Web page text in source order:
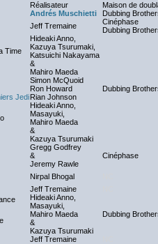
Réalisateur
Maison de
Andrés Muschietti
Dubbing
Jeff Tremaine
Cinéphase
Dubbing
Time
Hideaki Anno,
Kazuya Tsurumaki,
Katsuichi Nakayama
&
Mahiro Maeda
Dubbing
Simon McQuoid
Ron Howard
JediRian Johnson
Hideaki Anno,
Masayuki,
Mahiro Maeda
&
Kazuya Tsurumaki
Gregg Godfrey
&
Jeremy Rawle
Cinéphase
Nirpal Bhogal
Jeff Tremaine
Hideaki Anno,
Masayuki,
Mahiro Maeda
&
Kazuya Tsurumaki
Dubbing
Jeff Tremaine